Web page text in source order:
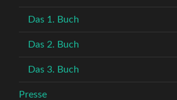
Das 1. Buch
Das 2. Buch
Das 3. Buch
Presse